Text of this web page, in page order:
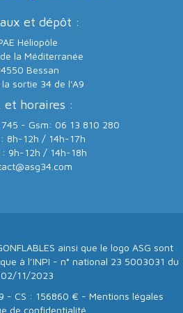
et dépôt :
Héliopôle
la Méditerranée
Bessan
la sortie 34 de l'A9
et horaires :
- Gsm: 06 13 810 280
8h-12h / 14h-17h
: 9h-12h / 14h-18h
ainsi que le logo ASG sont
à l’INPI - n° national 23 5003031 du
02/11/2023
- CS : 156860 € - Mentions légales
de confidentialité